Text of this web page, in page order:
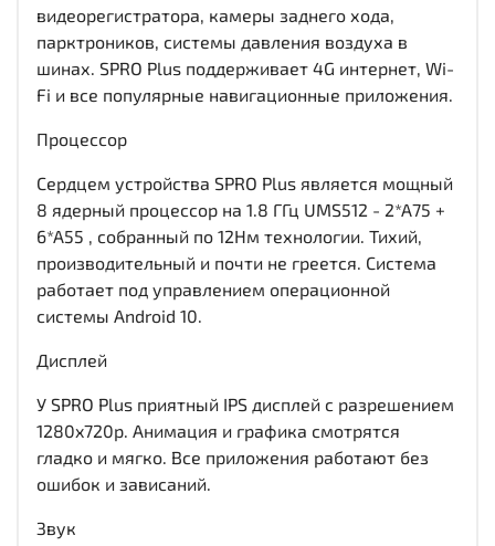
видеорегистратора, камеры заднего хода,
парктроников, системы давления воздуха в
шинах. SPRO Plus поддерживает 4G интернет, Wi-
Fi и все популярные навигационные приложения.
Процессор
Сердцем устройства SPRO Plus является мощный
8 ядерный процессор на 1.8 ГГц UMS512 - 2*A75 +
6*A55 , собранный по 12Нм технологии. Тихий,
производительный и почти не греется. Система
работает под управлением операционной
системы Android 10.
Дисплей
У SPRO Plus приятный IPS дисплей c разрешением
1280x720р. Анимация и графика смотрятся
гладко и мягко. Все приложения работают без
ошибок и зависаний.
Звук